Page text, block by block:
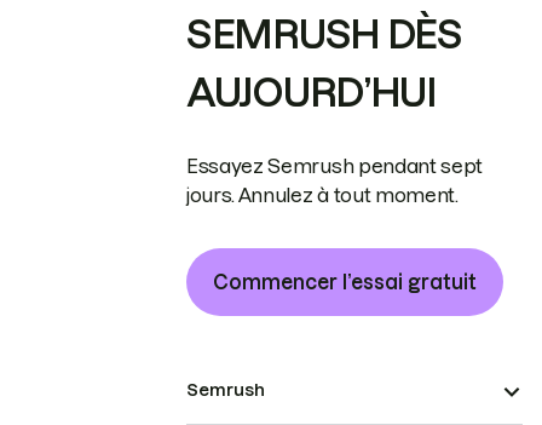
SEMRUSH DÈS
AUJOURD’HUI
Essayez Semrush pendant sept
jours. Annulez à tout moment.
Commencer l’essai gratuit
Semrush